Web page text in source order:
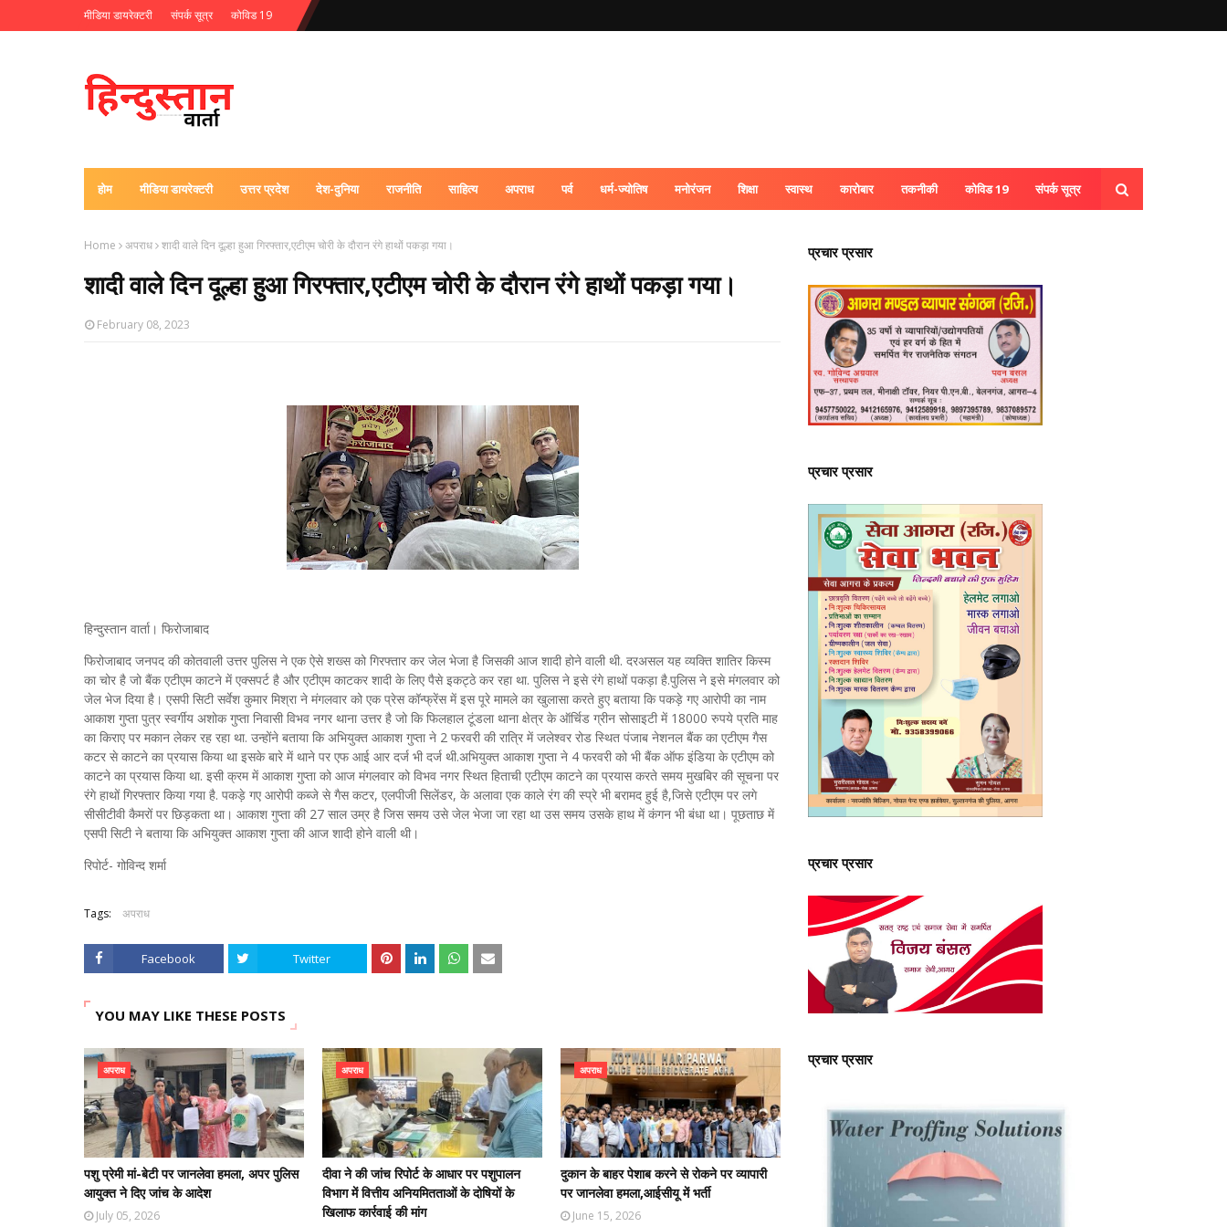
मीडिया डायरेक्टरी संपर्क सूत्र कोविड 19
होम मीडिया डायरेक्टरी उत्तर प्रदेश देश-दुनिया राजनीति साहित्य अपराध पर्व धर्म-ज्योतिष मनोरंजन शिक्षा स्वास्थ कारोबार तकनीकी कोविड 19 संपर्क सूत्र
Home अपराध शादी वाले दिन दूल्हा हुआ गिरफ्तार,एटीएम चोरी के दौरान रंगे हाथों पकड़ा गया।
शादी वाले दिन दूल्हा हुआ गिरफ्तार,एटीएम चोरी के दौरान रंगे हाथों पकड़ा गया।
February 08, 2023
हिन्दुस्तान वार्ता। फिरोजाबाद
फिरोजाबाद जनपद की कोतवाली उत्तर पुलिस ने एक ऐसे शख्स को गिरफ्तार कर जेल भेजा है जिसकी आज शादी होने वाली थी. दरअसल यह व्यक्ति शातिर किस्म
का चोर है जो बैंक एटीएम काटने में एक्सपर्ट है और एटीएम काटकर शादी के लिए पैसे इकट्ठे कर रहा था. पुलिस ने इसे रंगे हाथों पकड़ा है.पुलिस ने इसे मंगलवार को
जेल भेज दिया है। एसपी सिटी सर्वेश कुमार मिश्रा ने मंगलवार को एक प्रेस कॉन्फ्रेंस में इस पूरे मामले का खुलासा करते हुए बताया कि पकड़े गए आरोपी का नाम
आकाश गुप्ता पुत्र स्वर्गीय अशोक गुप्ता निवासी विभव नगर थाना उत्तर है जो कि फिलहाल टूंडला थाना क्षेत्र के ऑर्चिड ग्रीन सोसाइटी में 18000 रुपये प्रति माह
का किराए पर मकान लेकर रह रहा था. उन्होंने बताया कि अभियुक्त आकाश गुप्ता ने 2 फरवरी की रात्रि में जलेश्वर रोड स्थित पंजाब नेशनल बैंक का एटीएम गैस
कटर से काटने का प्रयास किया था इसके बारे में थाने पर एफ आई आर दर्ज भी दर्ज थी.अभियुक्त आकाश गुप्ता ने 4 फरवरी को भी बैंक ऑफ इंडिया के एटीएम को
काटने का प्रयास किया था. इसी क्रम में आकाश गुप्ता को आज मंगलवार को विभव नगर स्थित हिताची एटीएम काटने का प्रयास करते समय मुखबिर की सूचना पर
रंगे हाथों गिरफ्तार किया गया है. पकड़े गए आरोपी कब्जे से गैस कटर, एलपीजी सिलेंडर, के अलावा एक काले रंग की स्प्रे भी बरामद हुई है,जिसे एटीएम पर लगे
सीसीटीवी कैमरों पर छिड़कता था। आकाश गुप्ता की 27 साल उम्र है जिस समय उसे जेल भेजा जा रहा था उस समय उसके हाथ में कंगन भी बंधा था। पूछताछ में
एसपी सिटी ने बताया कि अभियुक्त आकाश गुप्ता की आज शादी होने वाली थी।
रिपोर्ट- गोविन्द शर्मा
Tags: अपराध
Facebook Twitter
YOU MAY LIKE THESE POSTS
अपराध
पशु प्रेमी मां-बेटी पर जानलेवा हमला, अपर पुलिस
आयुक्त ने दिए जांच के आदेश
July 05, 2026
अपराध
दीवा ने की जांच रिपोर्ट के आधार पर पशुपालन
विभाग में वित्तीय अनियमितताओं के दोषियों के
खिलाफ कार्रवाई की मांग
अपराध
दुकान के बाहर पेशाब करने से रोकने पर व्यापारी
पर जानलेवा हमला,आईसीयू में भर्ती
June 15, 2026
प्रचार प्रसार
प्रचार प्रसार
प्रचार प्रसार
प्रचार प्रसार